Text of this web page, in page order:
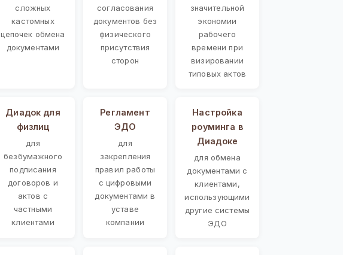
сложных
кастомных
цепочек обмена
документами
согласования
документов без
физического
присутствия
сторон
значительной
экономии
рабочего
времени при
визировании
типовых актов
Диадок для
физлиц
для
безбумажного
подписания
договоров и
актов с
частными
клиентами
Регламент
ЭДО
для
закрепления
правил работы
с цифровыми
документами в
уставе
компании
Настройка
роуминга в
Диадоке
для обмена
документами с
клиентами,
использующими
другие системы
ЭДО